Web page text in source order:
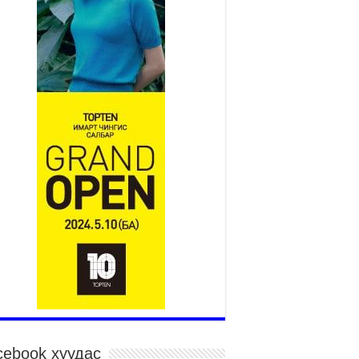
2026 оны 7 сар 27 / 9 цаг 51 минут
“Хөдөө аж ахуй, хөдөөгийн
хөгжил төслийн 2 дахь шат”
төслийн хүрээнд 4 банктай
дамжуулан зээлдүүлэх гэрээ
оны 7 сар 27 / 9 цаг 40 минут
ын гишүүн С.Зулпхар: Иргэдийн санал
тогтоох үйл ажиллагааны чухал үндэс
оны 7 сар 27 / 9 цаг 19 минут
хяналтын хоёр удаагийн сонсголд 345
оролцжээ
оны 7 сар 27 / 9 цаг 13 минут
шалгах түр хорооны нотлох баримттай
танилцах боломжтой боллоо.
оны 7 сар 23 / 15 цаг 58 минут
замын тээвэр энэ оны 12 дугаар сард
бүрэн орно
хуудас